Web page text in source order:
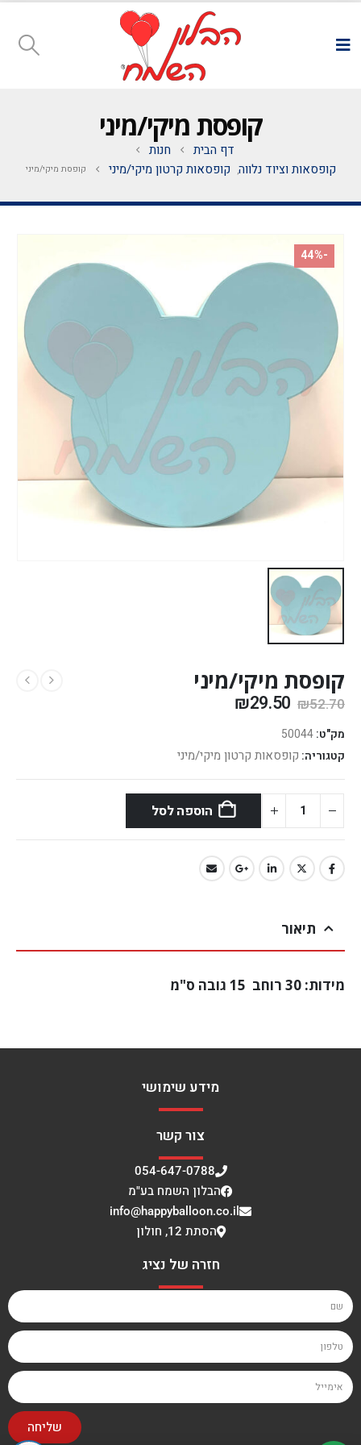
קופסת מיקי/מיני
דף הבית
חנות
קופסאות וציוד נלווה, קופסאות קרטון מיקי/מיני קופסת מיקי/מיני
-44%
קופסת מיקי/מיני
₪52.70
₪29.50
מק"ט: 50044
קטגוריה: קופסאות קרטון מיקי/מיני
הוספה לסל
תיאור
מידות: 30 רוחב 15 גובה ס"מ
מידע שימושי
צור קשר
054-647-0788
הבלון השמח בע"מ
info@happyballoon.co.il
הסתת 12, חולון
חזרה של נציג
שליחה